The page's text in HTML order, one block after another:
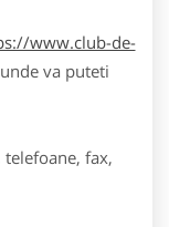
www.club-de-
va puteti
fax,